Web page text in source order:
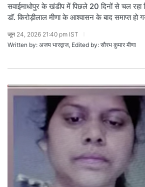
सवाईमाधोपुर के खंडीप में पिछले 20 दिनों से चल रहा
डॉ. किरोड़ीलाल मीणा के आश्वासन के बाद समाप्त हो
जून 24, 2026 21:40 pm IST
Written by: अजय भारद्वाज, Edited by: सौरभ कुमार मीणा